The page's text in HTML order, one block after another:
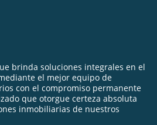
brinda soluciones integrales en el
el mejor equipo de
con el compromiso permanente
que otorgue certeza absoluta
inmobiliarias de nuestros